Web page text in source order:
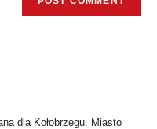
dla Kołobrzegu. Miasto